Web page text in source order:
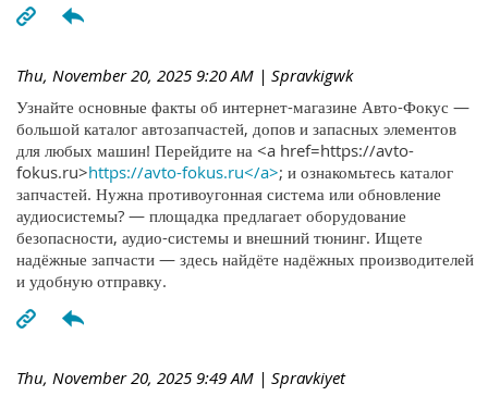
Thu, November 20, 2025 9:20 AM | Spravkigwk
Узнайте основные факты об интернет-магазине Авто-Фокус —
большой каталог автозапчастей, допов и запасных элементов
для любых машин! Перейдите на <a href=https://avto-
fokus.ru>https://avto-fokus.ru</a>; и ознакомьтесь каталог
запчастей. Нужна противоугонная система или обновление
аудиосистемы? — площадка предлагает оборудование
безопасности, аудио-системы и внешний тюнинг. Ищете
надёжные запчасти — здесь найдёте надёжных производителей
и удобную отправку.
Thu, November 20, 2025 9:49 AM | Spravkiyet